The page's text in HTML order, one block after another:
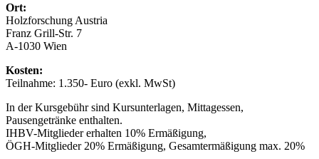
Ort:
Holzforschung Austria
Franz Grill-Str. 7
A-1030 Wien
Kosten:
Teilnahme: 1.350- Euro (exkl. MwSt)
In der Kursgebühr sind Kursunterlagen, Mittagessen,
Pausengetränke enthalten.
IHBV-Mitglieder erhalten 10% Ermäßigung,
ÖGH-Mitglieder 20% Ermäßigung, Gesamtermäßigung max. 20%